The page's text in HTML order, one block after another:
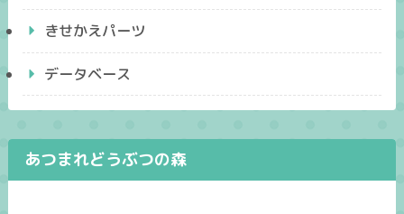
きせかえパーツ
データベース
あつまれどうぶつの森